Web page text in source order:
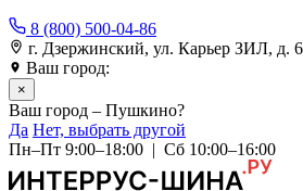
8 (800) 500-04-86
г. Дзержинский, ул. Карьер ЗИЛ, д.
Ваш город:
×
Ваш город – Пушкино?
Да Нет, выбрать другой
Пн–Пт 9:00–18:00 | Сб 10:00–16:00